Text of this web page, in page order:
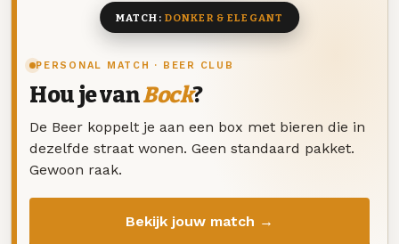
PERSONAL MATCH · BEER CLUB
Hou je vanBock?
De Beer koppelt je aan een box met bieren die in
dezelfde straat wonen. Geen standaard pakket.
Gewoon raak.
Bekijk jouw match →
MATCH: DONKER & ELEGANT